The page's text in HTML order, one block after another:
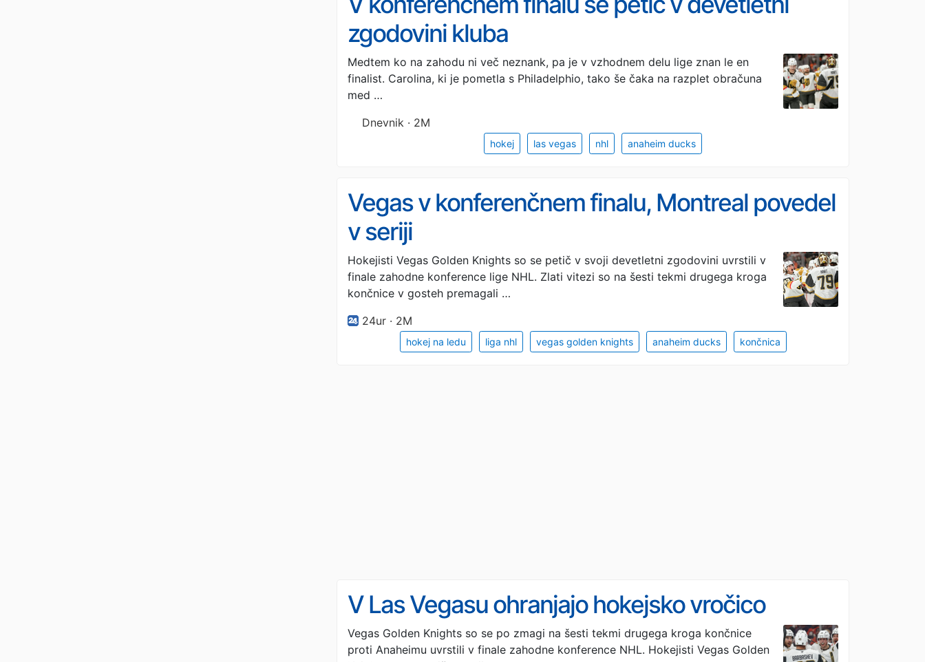
zgodovini kluba
Medtem ko na zahodu ni več neznank, pa je v vzhodnem delu lige znan le en
finalist. Carolina, ki je pometla s Philadelphio, tako še čaka na razplet obračuna
med …
Dnevnik · 2M
hokej las vegas nhl anaheim ducks
Vegas v konferenčnem finalu, Montreal povedel
v seriji
Hokejisti Vegas Golden Knights so se petič v svoji devetletni zgodovini uvrstili v
finale zahodne konference lige NHL. Zlati vitezi so na šesti tekmi drugega kroga
končnice v gosteh premagali …
24ur · 2M
hokej na ledu liga nhl vegas golden knights anaheim ducks končnica
V Las Vegasu ohranjajo hokejsko vročico
Vegas Golden Knights so se po zmagi na šesti tekmi drugega kroga končnice
proti Anaheimu uvrstili v finale zahodne konference NHL. Hokejisti Vegas Golden